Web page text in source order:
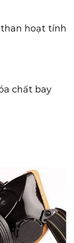
hoạt tính
chất bay